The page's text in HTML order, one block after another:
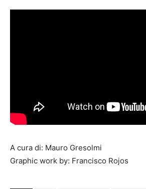
A cura di: Mauro Gresolmi
Graphic work by: Francisco Rojos